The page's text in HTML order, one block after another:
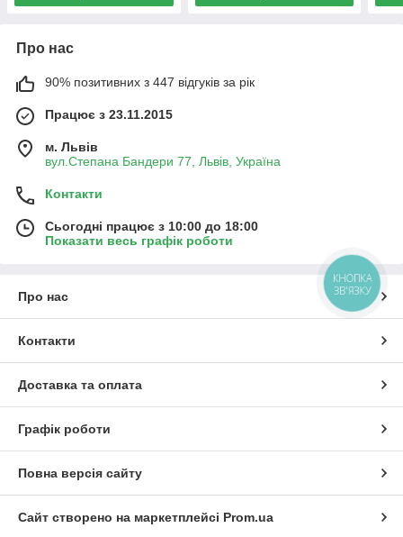
Про нас
90% позитивних з 447 відгуків за рік
Працює з 23.11.2015
м. Львів
вул.Степана Бандери 77, Львів, Україна
Контакти
Сьогодні працює з 10:00 до 18:00
Показати весь графік роботи
Про нас
Контакти
Доставка та оплата
Графік роботи
Повна версія сайту
Сайт створено на маркетплейсі Prom.ua
КНОПКА
ЗВ'ЯЗКУ